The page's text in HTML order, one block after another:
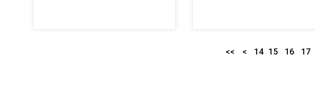
<< < 14 15 16 17